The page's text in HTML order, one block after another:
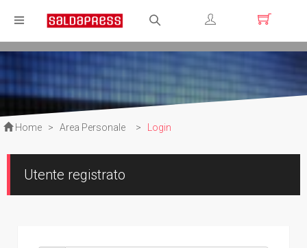
Registrati
Home > Area Personale > Login
Utente registrato